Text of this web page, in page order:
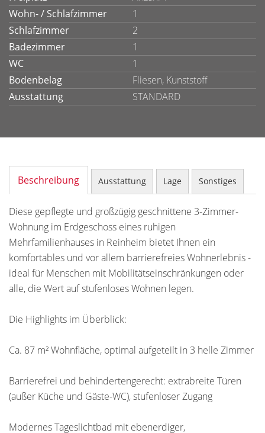
Wohn- / Schlafzimmer
1
Schlafzimmer
2
Badezimmer
1
WC
1
Bodenbelag
Fliesen, Kunststoff
Ausstattung
STANDARD
Beschreibung Ausstattung Lage Sonstiges
Diese gepflegte und großzügig geschnittene 3-Zimmer-
Wohnung im Erdgeschoss eines ruhigen
Mehrfamilienhauses in Reinheim bietet Ihnen ein
komfortables und vor allem barrierefreies Wohnerlebnis -
ideal für Menschen mit Mobilitätseinschränkungen oder
alle, die Wert auf stufenloses Wohnen legen.
Die Highlights im Überblick:
Ca. 87 m² Wohnfläche, optimal aufgeteilt in 3 helle Zimmer
Barrierefrei und behindertengerecht: extrabreite Türen
(außer Küche und Gäste-WC), stufenloser Zugang
Modernes Tageslichtbad mit ebenerdiger,